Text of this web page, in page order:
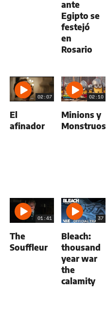
ante
Egipto se
festejó
en
Rosario
02:07
El
afinador
02:10
Minions y
Monstruos
01:41
The
Souffleur
37
Bleach:
thousand
year war
the
calamity